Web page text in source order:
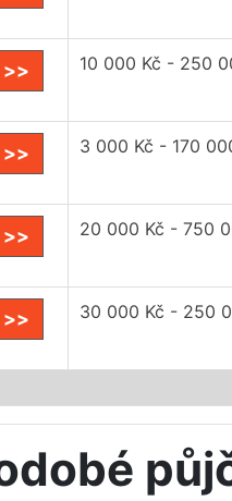
10 000 Kč - 250
3 000 Kč - 170
20 000 Kč - 750
30 000 Kč - 250